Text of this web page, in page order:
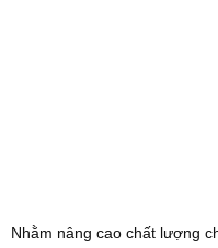
Nhằm nâng cao chất lượng